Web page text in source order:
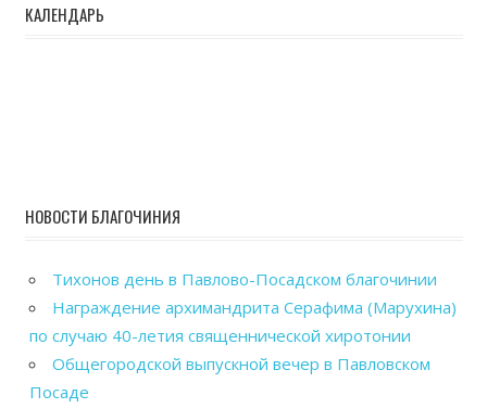
КАЛЕНДАРЬ
НОВОСТИ БЛАГОЧИНИЯ
Тихонов день в Павлово-Посадском благочинии
Награждение архимандрита Серафима (Марухина)
по случаю 40-летия священнической хиротонии
Общегородской выпускной вечер в Павловском
Посаде